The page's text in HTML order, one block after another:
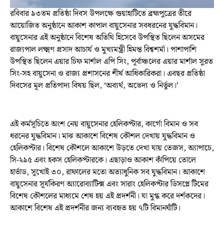
রবিবার ৯৩তম প্রতিষ্ঠা দিবস উপলক্ষে গুয়াহাটিতে ব্রহ্মপুত্রের তীরে
আয়োজিত অনুষ্ঠানে আকাশ কাপাল বায়ুসেনার সবধরনের যুদ্ধবিমান।
বায়ুসেনার এই অনুষ্ঠানে বিশেষ অতিথি হিসেবে উপস্থিত ছিলেন অসমের
রাজ্যপাল লক্ষ্মণ প্রসাদ আচার্য ও মুখ্যমন্ত্রী হিমন্ত বিশ্বশর্মা। পাশাপাশি
উপস্থিত ছিলেন এয়ার চিফ মার্শাল এপি সিং, পূর্বাঞ্চলের এয়ার মার্শাল সুরত
সিং-সহ বায়ুসেনা ও রাজ্য প্রশাসনের শীর্ষ আধিকারিকরা। এবছর প্রতিষ্ঠা
দিবসের মূল প্রতিপাদ্য বিষয় ছিল, ‘অব্যর্থ, অভেদ্য ও নির্ভুল।’
এই কর্মসূচিতে অংশ নেয় বায়ুসেনার হেলিকপ্টার, কার্গো বিমান ও সব
ধরনের যুদ্ধবিমান। মাঝ আকাশে বিশেষ কৌশল দেখায় যুদ্ধবিমান ও
হেলিকপ্টার। বিশেষ কৌশলে আকাশে উড়তে দেখা যায় তেজস, অ্যাপাচে,
সি-২৯৫ এবং হকস হেলিকপ্টারকে। এছাড়াও আকাশ কাঁপিয়ে তোলে
হার্ভাড, সুখোই ৩০, রাফালের মতো অত্যাধুনিক সব যুদ্ধবিমান। আকাশে
বায়ুসেনার সূর্যকিরণ অ্যারোব্যাটিক্স এবং সারাং হেলিকপ্টার ডিসপ্লে টিমের
বিশেষ কৌশলের মাধ্যমে শেষ হয় এই প্রদর্শনী। যা মুগ্ধ করে দর্শকদের।
আকাশে বিশেষ এই প্রদর্শনীর জন্য ব্যবহৃত হয় ৭টি বিমানঘাঁটি।